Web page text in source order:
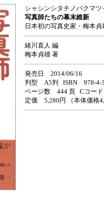
シャシンシタチノバクマツ
写真師たちの幕末維新
日本初の写真史家・梅本
緒川直人 編
梅本貞雄 著
発売日 2014/06/16
判型 A5判 ISBN 978-4-
ページ数 444 頁 Cコー
定価 5,280円 （本体価格